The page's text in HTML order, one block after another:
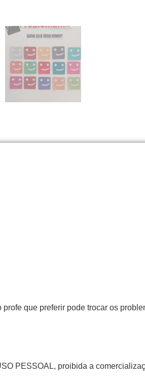
que preferir pode trocar os
PESSOAL, proibida a